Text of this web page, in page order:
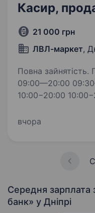
Касир,
21 000 грн
ЛВЛ-маркет,
Повна зайнятість. Графік роботи 4/2. Пн- пт:
09:00—20:00 09:30—21:00 (у літній час) Сб-вс:
10:00−20:00
(по накладній) Знання касового апарату (1С)
вчора
Середня зарплата
банк» у Дніпрі